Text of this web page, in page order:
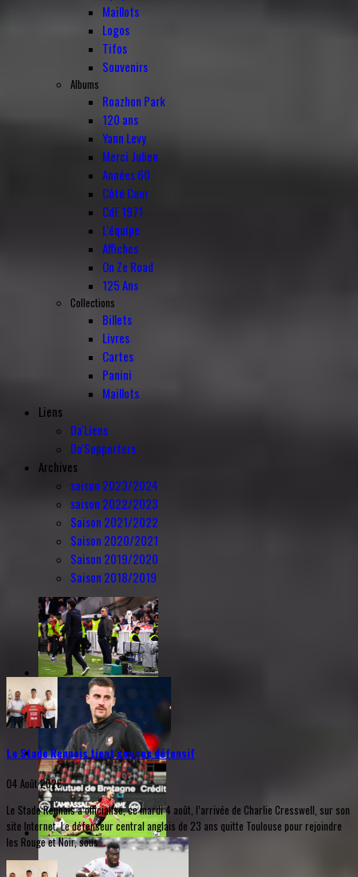
Maillots
Logos
Tifos
Souvenirs
Albums
Roazhon Park
120 ans
Yann Levy
Merci Julien
Années 60
Côté Cour
CdF 1971
L'équipe
Affiches
On Ze Road
125 Ans
Collections
Billets
Livres
Cartes
Panini
Maillots
Liens
Da'Liens
Da'Supporters
Archives
saison 2023/2024
saison 2022/2023
Saison 2021/2022
Saison 2020/2021
Saison 2019/2020
Saison 2018/2019
Le Stade Rennais tient son roc défensif
04 Août 2026
Le Stade Rennais a officialisé, ce mardi 4 août, l’arrivée de Charlie Cresswell, sur son
site Internet. Le défenseur central anglais de 23 ans quitte Toulouse pour rejoindre
les Rouge et Noir, sous...